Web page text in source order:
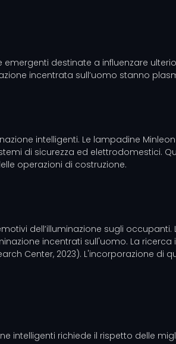
destinate a influenzare
incentrata sull’uomo stanno
intelligenti. Le lampadine
di sicurezza ed elettrodomestici.
operazioni di costruzione.
dell’illuminazione sugli
incentrati sull'uomo. La
Center, 2023). L'incorporazione di
intelligenti richiede il rispetto delle